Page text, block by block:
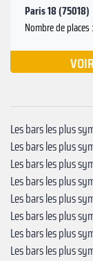
Paris 18 (75018)
Nombre de
Les bars les plus
Les bars les plus
Les bars les plus
Les bars les plus
Les bars les plus
Les bars les plus
Les bars les plus
Les bars les plus